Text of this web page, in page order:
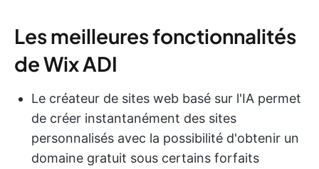
Les meilleures fonctionnalités
de Wix ADI
Le créateur de sites web basé sur l'IA permet
de créer instantanément des sites
personnalisés avec la possibilité d'obtenir un
domaine gratuit sous certains forfaits